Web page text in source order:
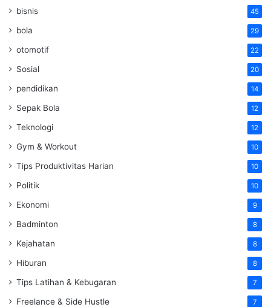
bisnis 45
bola 29
otomotif 22
Sosial 20
pendidikan 14
Sepak Bola 12
Teknologi 12
Gym & Workout 10
Tips Produktivitas Harian 10
Politik 10
Ekonomi 9
Badminton 8
Kejahatan 8
Hiburan 8
Tips Latihan & Kebugaran 7
Freelance & Side Hustle 7